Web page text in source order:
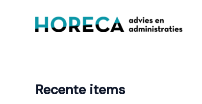
Recente items
e